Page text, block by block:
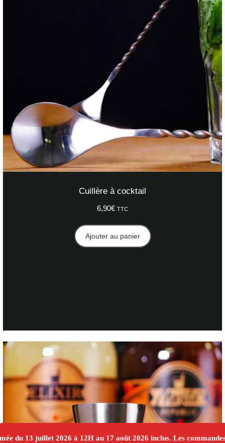
Cuillère à cocktail
6,90€ TTC
Ajouter au panier
du 13 juillet 2026 à 12H au 17 août 2026 inclus. Les